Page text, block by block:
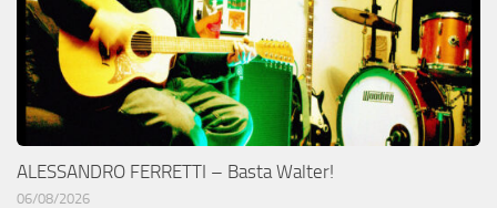
ALESSANDRO FERRETTI – Basta Walter!
06/08/2026